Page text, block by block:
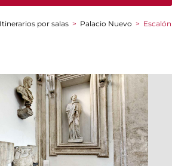
Itinerarios por salas > Palacio Nuevo > Escalón